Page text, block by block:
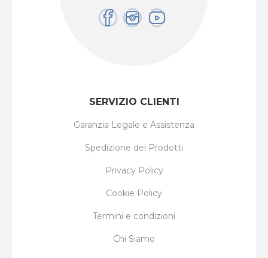
SERVIZIO CLIENTI
Garanzia Legale e Assistenza
Spedizione dei Prodotti
Privacy Policy
Cookie Policy
Termini e condizioni
Chi Siamo